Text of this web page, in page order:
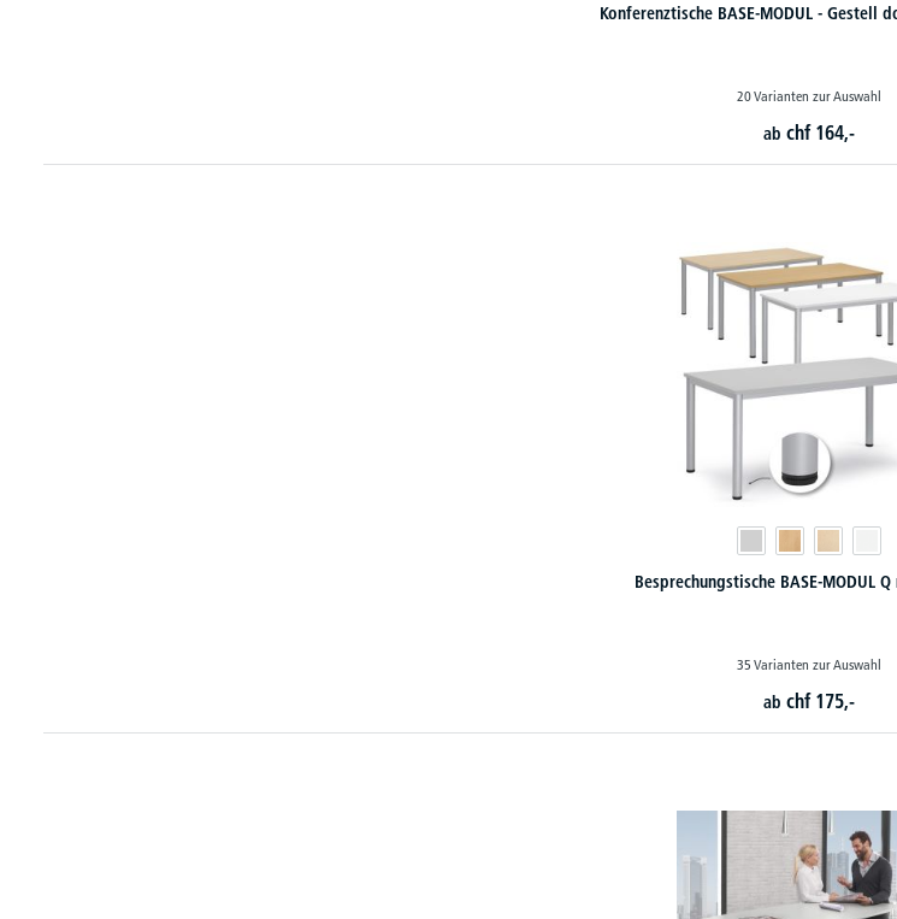
Konferenztische BASE-MODUL - Gestell
20 Varianten zur Auswahl
ab chf 164,-
Besprechungstische BASE-MODUL
35 Varianten zur Auswahl
ab chf 175,-